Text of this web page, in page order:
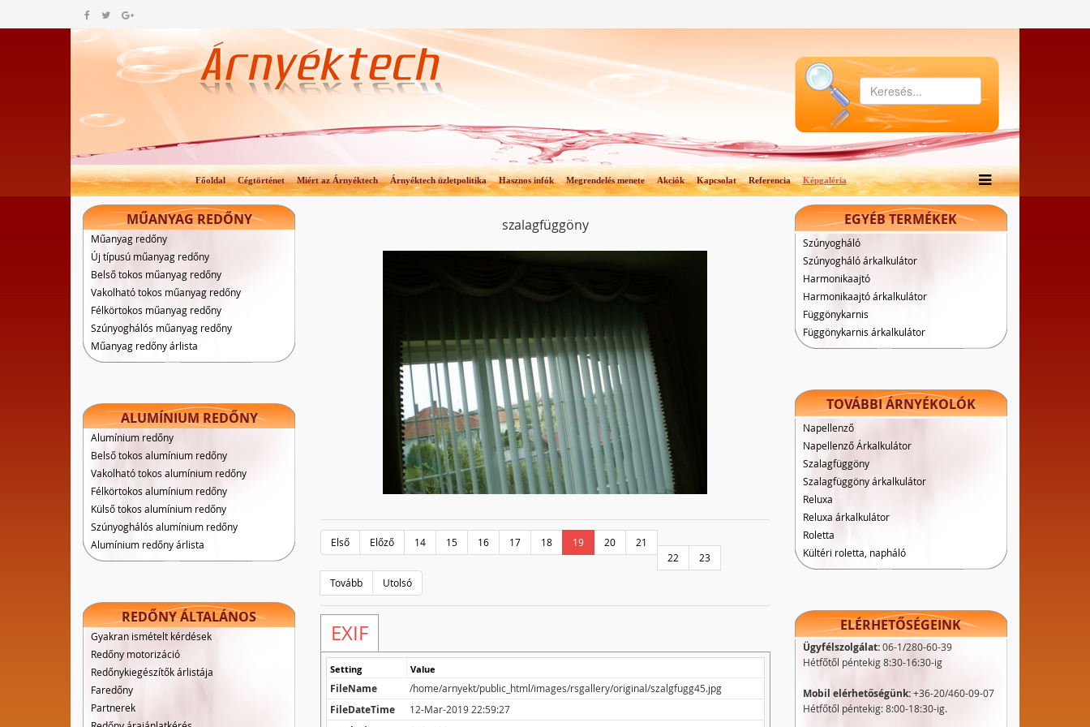
Főoldal Cégtörténet Miért az Árnyéktech Árnyéktech üzletpolitika Hasznos infók Megrendelés menete Akciók Kapcsolat Referencia Képgaléria
MŰANYAG REDŐNY
Műanyag redőny
Új típusú műanyag redőny
Belső tokos műanyag redőny
Vakolható tokos műanyag redőny
Félkörtokos műanyag redőny
Szúnyoghálós műanyag redőny
Műanyag redőny árlista
ALUMÍNIUM REDŐNY
Alumínium redőny
Belső tokos alumínium redőny
Vakolható tokos alumínium redőny
Félkörtokos alumínium redőny
Külső tokos alumínium redőny
Szúnyoghálós alumínium redőny
Alumínium redőny árlista
REDŐNY ÁLTALÁNOS
Gyakran ismételt kérdések
Redőny motorizáció
Redőnykiegészítők árlistája
Faredőny
Partnerek
szalagfüggöny
Első Előző 14 15 16 17 18 19 20
21
22
23
Tovább
Utolsó
EXIF
Setting Value
FileName /home/arnyekt/public_html/images/rsgallery/original/szalgfugg45.jpg
FileDateTime 12-Mar-2019 22:59:27
EGYÉB TERMÉKEK
Szúnyogháló
Szúnyogháló árkalkulátor
Harmonikaajtó
Harmonikaajtó árkalkulátor
Függönykarnis
Függönykarnis árkalkulátor
TOVÁBBI ÁRNYÉKOLÓK
Napellenző
Napellenző Árkalkulátor
Szalagfüggöny
Szalagfüggöny árkalkulátor
Reluxa
Reluxa árkalkulátor
Roletta
Kültéri roletta, napháló
ELÉRHETŐSÉGEINK
Ügyfélszolgálat:06-1/280-60-39
Hétfőtől péntekig 8:30-16:30-ig
Mobil elérhetőségünk:+36-20/460-09-07
Hétfőtől péntekig: 8:00-18:30-ig.